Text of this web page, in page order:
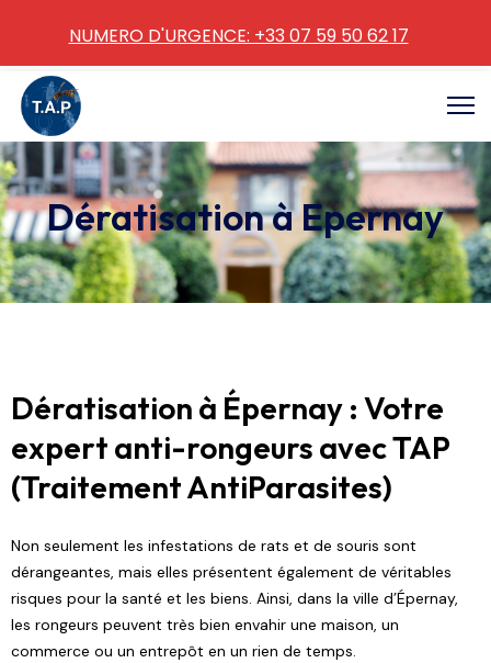
Dératisation à Epernay
Dératisation à Épernay : Votre
expert anti-rongeurs avec TAP
(Traitement AntiParasites)
Non seulement les infestations de rats et de souris sont
dérangeantes, mais elles présentent également de véritables
risques pour la santé et les biens. Ainsi, dans la ville d’Épernay,
les rongeurs peuvent très bien envahir une maison, un
commerce ou un entrepôt en un rien de temps.
NUMERO D'URGENCE: +33 07 59 50 62 17